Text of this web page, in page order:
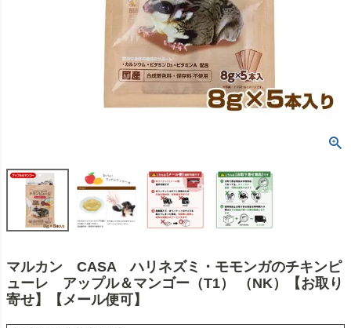
マルカン CASA ハリネズミ・モモンガのチキンピ
ューレ アップル＆マンゴー（T1） （NK）【お取り
寄せ】【メール便可】